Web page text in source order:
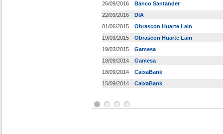
26/09/2016
Banco Santander
22/09/2016
DIA
01/06/2015
Obrascon Huarte Lain
19/03/2015
Obrascon Huarte Lain
19/03/2015
Gamesa
18/09/2014
Gamesa
18/09/2014
CaixaBank
15/09/2014
CaixaBank